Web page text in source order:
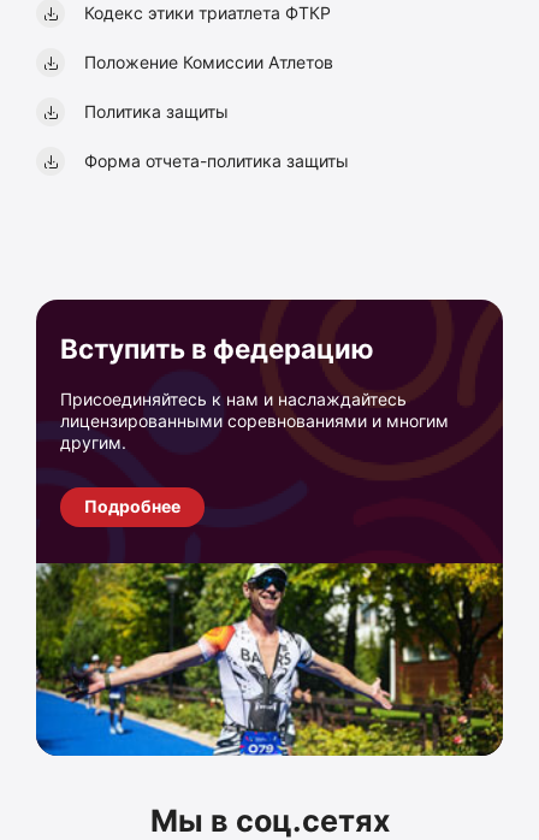
Кодекс этики триатлета ФТКР
Положение Комиссии Атлетов
Политика защиты
Форма отчета-политика защиты
Мы в соц.сетях
Вступить в федерацию
Присоединяйтесь к нам и наслаждайтесь
лицензированными соревнованиями и многим
другим.
Подробнее